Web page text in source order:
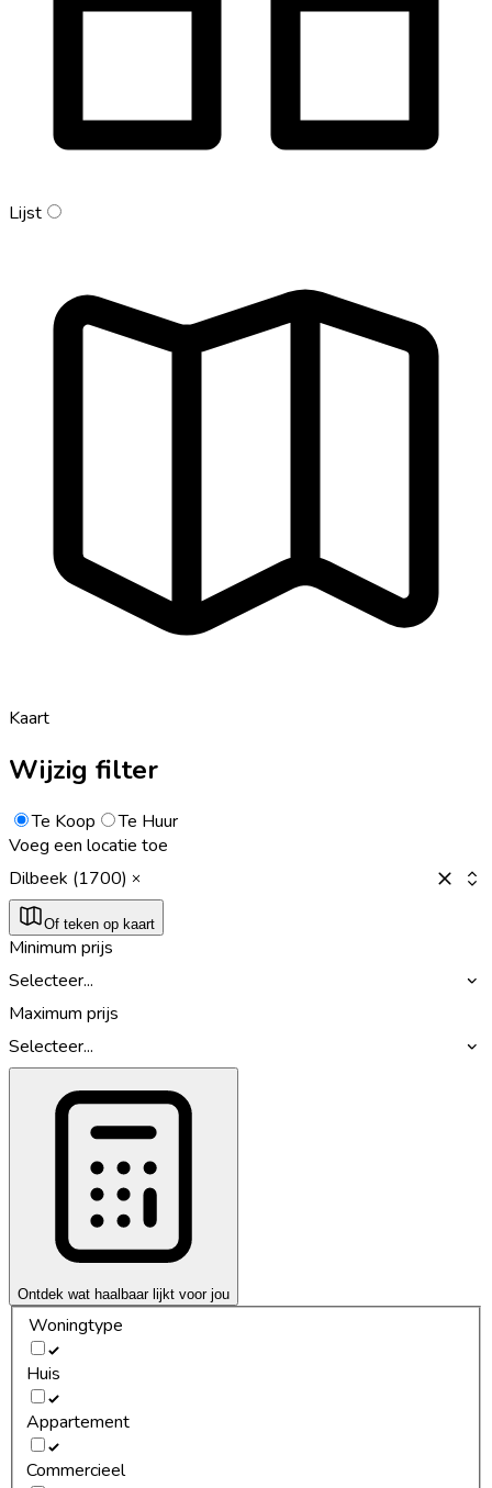
Lijst
Kaart
Wijzig filter
Te Koop
Te Huur
Voeg een locatie toe
Dilbeek (1700)
Of teken op kaart
Minimum prijs
Selecteer...
Maximum prijs
Selecteer...
Ontdek wat haalbaar lijkt voor jou
Woningtype
Huis
Appartement
Commercieel